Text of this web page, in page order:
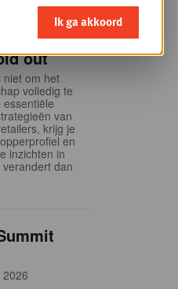
out
niet om het
volledig te
van
krijg je
en
inzichten in
dan
2026
Ik ga akkoord